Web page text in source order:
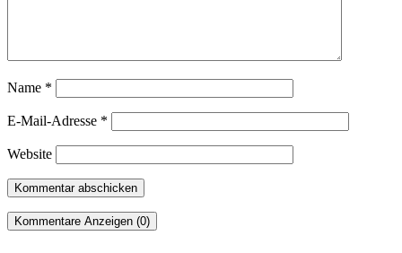
Name *
E-Mail-Adresse *
Website
Kommentare Anzeigen (0)